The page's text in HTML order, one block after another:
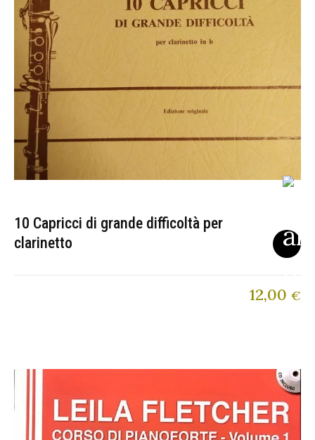
10 Capricci di grande difficoltà per
clarinetto
12,00 €